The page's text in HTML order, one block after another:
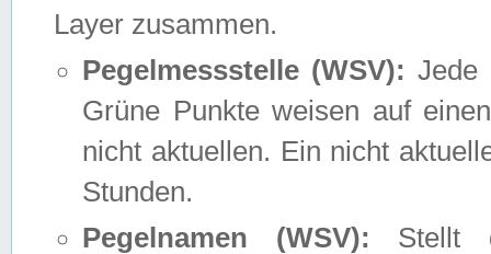
Layer zusammen.
Pegelmessstelle (WSV): Jede
Grüne Punkte weisen auf
nicht aktuellen. Ein nicht
Stunden.
Pegelnamen (WSV): Stellt